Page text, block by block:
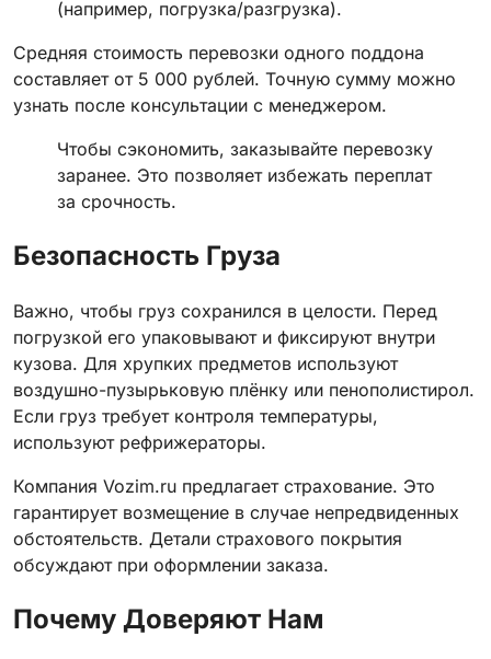
(например, погрузка/разгрузка).
Средняя стоимость перевозки одного поддона
составляет от 5 000 рублей. Точную сумму можно
узнать после консультации с менеджером.
Чтобы сэкономить, заказывайте перевозку
заранее. Это позволяет избежать переплат
за срочность.
Безопасность Груза
Важно, чтобы груз сохранился в целости. Перед
погрузкой его упаковывают и фиксируют внутри
кузова. Для хрупких предметов используют
воздушно-пузырьковую плёнку или пенополистирол.
Если груз требует контроля температуры,
используют рефрижераторы.
Компания Vozim.ru предлагает страхование. Это
гарантирует возмещение в случае непредвиденных
обстоятельств. Детали страхового покрытия
обсуждают при оформлении заказа.
Почему Доверяют Нам